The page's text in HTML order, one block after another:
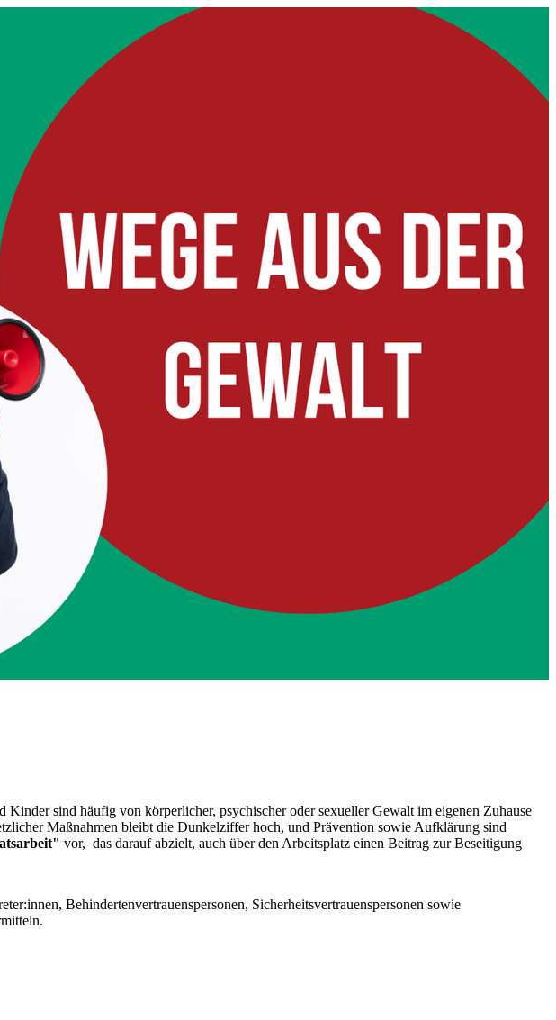
sind häufig von körperlicher, psychischer oder sexueller Gewalt im eigenen Zuhause
Maßnahmen bleibt die Dunkelziffer hoch, und Prävention sowie Aufklärung sind
vor, das darauf abzielt, auch über den Arbeitsplatz einen Beitrag zur Beseitigung
Behindertenvertrauenspersonen, Sicherheitsvertrauenspersonen sowie